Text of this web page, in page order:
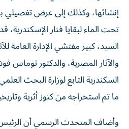
إنشائها، وكذلك إلى عرض تفصيلي
تحت الماء لبقايا فنار
السيد، كبير مفتشي الإدارة العامة
والآثار المصرية، والدكتور توماس
السكندرية التابع لوزارة البحث
ما تم استخراجه من كنوز أثرية
وأضاف المتحدث الرسمي أن